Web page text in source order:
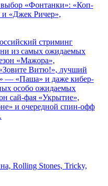
выбор «Фонтанки»: «Коп-
и «Джек Ричер»,
стриминг
из самых ожидаемых
«Мажора»,
Витю!», лучший
— «Паша» и даже кибер-
особо ожидаемых
сай-фая «Укрытие»,
и очередной спин-офф
Rolling Stones, Tricky,